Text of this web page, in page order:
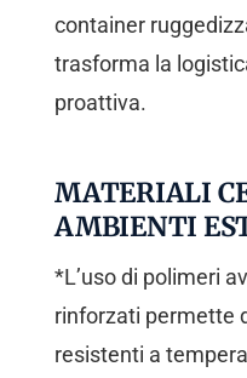
container
trasforma la
proattiva.
MATERIALI
AMBIENTI
*L’uso di polimeri
rinforzati permette
resistenti a